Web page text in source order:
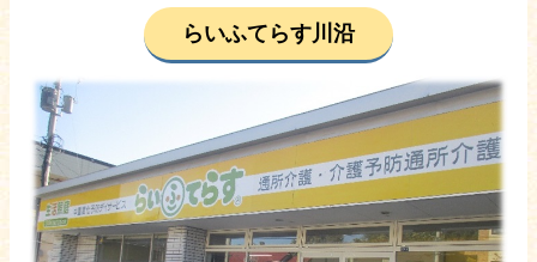
らいふてらす川沿